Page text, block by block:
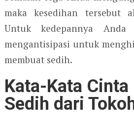
maka kesedihan tersebut
Untuk kedepannya
mengantisipasi untuk
membuat sedih.
Kata-Kata
Sedih dari